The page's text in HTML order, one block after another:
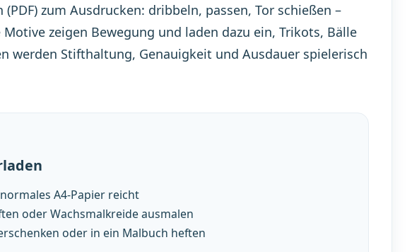
zum Ausdrucken: dribbeln, passen, Tor schießen –
zeigen Bewegung und laden dazu ein, Trikots, Bälle
werden Stifthaltung, Genauigkeit und Ausdauer spielerisch
A4-Papier reicht
oder Wachsmalkreide ausmalen
oder in ein Malbuch heften